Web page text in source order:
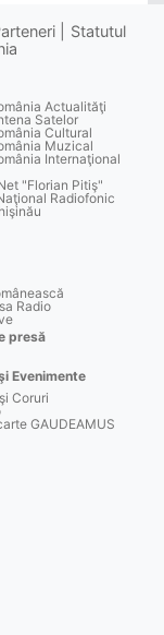
Statutul
Actualităţi
Satelor
Cultural
Muzical
Internaţional
"Florian Pitiş"
Radiofonic
Radio
presă
Evenimente
Coruri
GAUDEAMUS